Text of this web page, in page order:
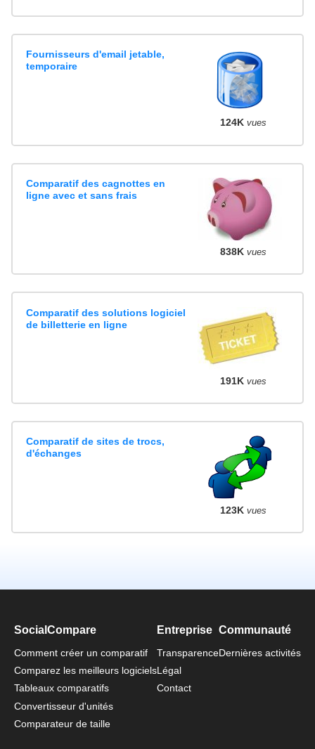
Fournisseurs d'email jetable,
temporaire
124K vues
Comparatif des cagnottes en
ligne avec et sans frais
838K vues
Comparatif des solutions logiciel
de billetterie en ligne
191K vues
Comparatif de sites de trocs,
d'échanges
123K vues
SocialCompare
Comment créer un comparatif
Comparez les meilleurs logiciels
Tableaux comparatifs
Convertisseur d'unités
Comparateur de taille
Entreprise
Transparence
Légal
Contact
Communauté
Dernières activités